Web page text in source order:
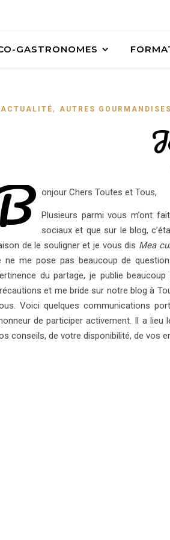
GASTRONOMES
ACTUALITÉ, AUTRES GOURMANDISES
onjour Chers Toutes et Tous,
Plusieurs parmi vous m’ont
sociaux et que sur le blog,
de le souligner et je vous dis Mea
ne me pose pas beaucoup de
du partage, je publie
et me bride sur notre blog à
Voici quelques communications
de participer activement. Il a
conseils, de votre disponibilité, de vos